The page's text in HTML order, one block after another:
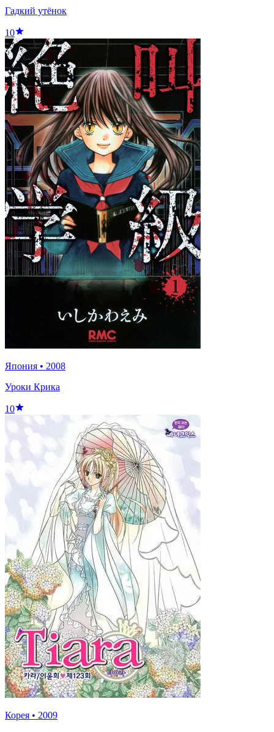
Гадкий утёнок
10
Япония • 2008
Уроки Крика
10
Корея • 2009